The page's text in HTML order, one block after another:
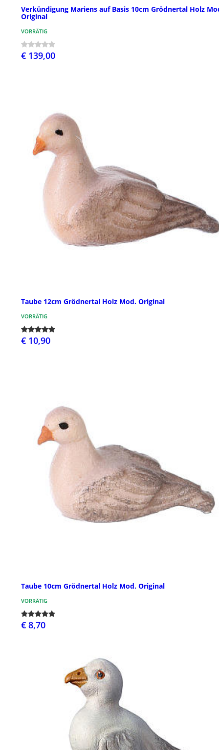
Verkündigung Mariens auf Basis 10cm Grödnertal Holz
Original
VORRÄTIG
€ 139,00
Taube 12cm Grödnertal Holz Mod. Original
VORRÄTIG
€ 10,90
Taube 10cm Grödnertal Holz Mod. Original
VORRÄTIG
€ 8,70